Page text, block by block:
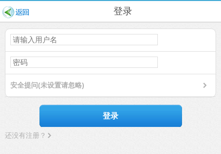
登录
安全提问(未设置请忽略)
登录
还没有注册？